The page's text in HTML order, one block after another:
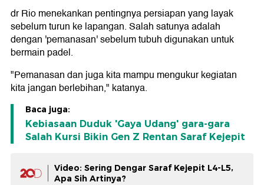
dr Rio menekankan pentingnya persiapan yang layak
sebelum turun ke lapangan. Salah satunya adalah
dengan 'pemanasan' sebelum tubuh digunakan untuk
bermain padel.
"Pemanasan dan juga kita mampu mengukur kegiatan
kita jangan berlebihan," katanya.
Baca juga:
Kebiasaan Duduk 'Gaya Udang' gara-gara
Salah Kursi Bikin Gen Z Rentan Saraf Kejepit
Video: Sering Dengar Saraf Kejepit L4-L5,
Apa Sih Artinya?